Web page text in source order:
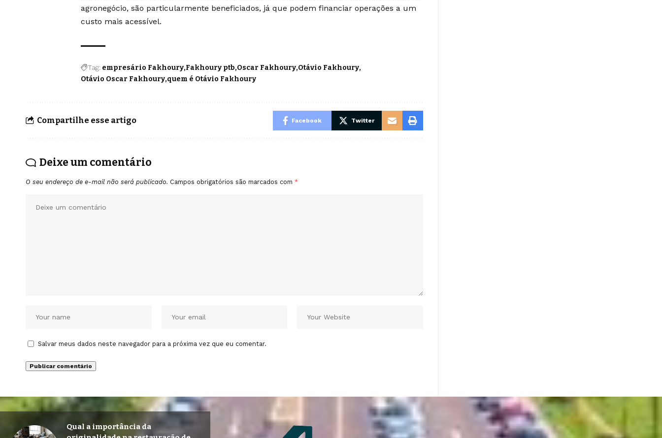
agronegócio, são particularmente beneficiados, já que podem financiar operações a um
custo mais acessível.
Tag: empresário Fakhoury Fakhoury ptb Oscar Fakhoury Otávio Fakhoury
Otávio Oscar Fakhoury quem é Otávio Fakhoury
Compartilhe esse artigo Facebook Twitter
Deixe um comentário
O seu endereço de e-mail não será publicado. Campos obrigatórios são marcados com *
Salvar meus dados neste navegador para a próxima vez que eu comentar.
Qual a importância da